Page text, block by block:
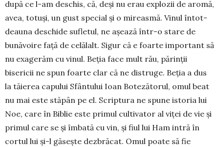
după ce l-am deschis, că, deși nu erau explozii de aro­mă,
avea, totuși, un gust spe­cial și o mireasmă. Vinul în­tot­
deauna des­chide sufletul, ne așează într-o sta­re de
bună­voire față de celălalt. Sigur că e foarte important să
nu exagerăm cu vi­nul. Be­ția face mult rău, părinții
bisericii ne spun foarte clar că ne distruge. Beția a dus
la tăierea capului Sfântului Ioan Botezătorul, omul beat
nu mai este stăpân pe el. Scriptura ne spune istoria lui
Noe, care în Biblie este primul cultivator al viței de vie și
primul care se și îmbată cu vin, și fiul lui Ham intră în
cortul lui și-l găsește dezbrăcat. Omul poate să fie